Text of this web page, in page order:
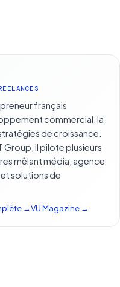
français
commercial, la
de croissance.
Group, il pilote plusieurs
mêlant média, agence
solutions de
→VU Magazine →